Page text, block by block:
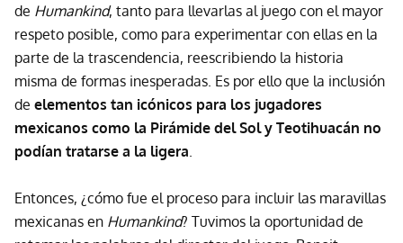
de Humankind, tanto para llevarlas al juego con el mayor
respeto posible, como para experimentar con ellas en la
parte de la trascendencia, reescribiendo la historia
misma de formas inesperadas. Es por ello que la inclusión
de elementos tan icónicos para los jugadores
mexicanos como la Pirámide del Sol y Teotihuacán no
podían tratarse a la ligera
Entonces, ¿cómo fue el proceso para incluir las maravillas
mexicanas en Humankind? Tuvimos la oportunidad de